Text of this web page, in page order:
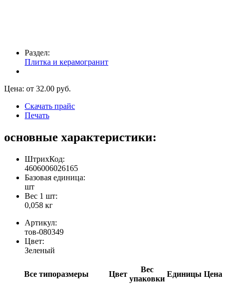
Раздел:
Плитка и керамогранит
Цена: от 32.00 руб.
Скачать прайс
Печать
основные характеристики:
ШтрихКод:
4606006026165
Базовая единица:
шт
Вес 1 шт:
0,058 кг
Артикул:
тов-080349
Цвет:
Зеленый
Все типоразмеры Цвет
Вес
упаковки
Единицы Цена